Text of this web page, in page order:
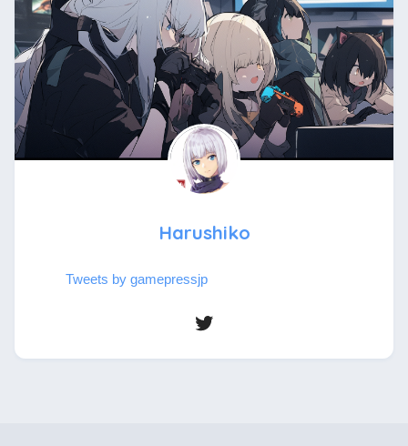
Harushiko
Tweets by gamepressjp